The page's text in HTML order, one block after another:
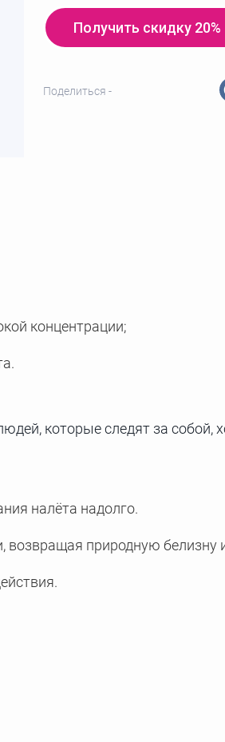
Получить скидку 20%
Поделиться -
концентрации;
которые следят за собой,
налёта надолго.
природную белизну